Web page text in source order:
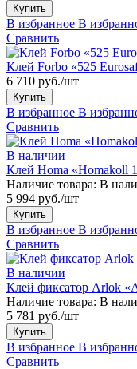
Купить
В избранное В
Сравнить
Клей Forbo «525
6 710 руб./шт
Купить
В избранное В
Сравнить
В наличии
Клей Homa «Homakoll
Наличие товара: В
5 994 руб./шт
Купить
В избранное В
Сравнить
В наличии
Клей фиксатор Arlok
Наличие товара: В
5 781 руб./шт
Купить
В избранное В
Сравнить